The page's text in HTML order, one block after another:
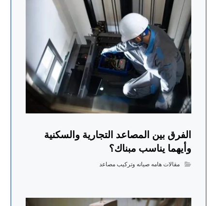
الفرق بين المصاعد التجارية والسكنية
وأيهما يناسب مبناك؟
مقالات هامه صيانه وتركيب مصاعد